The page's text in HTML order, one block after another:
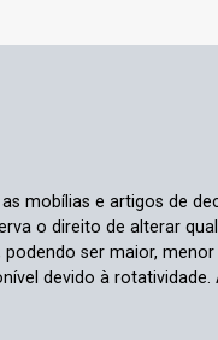
mobílias e artigos de
o direito de alterar
ser maior,
devido à